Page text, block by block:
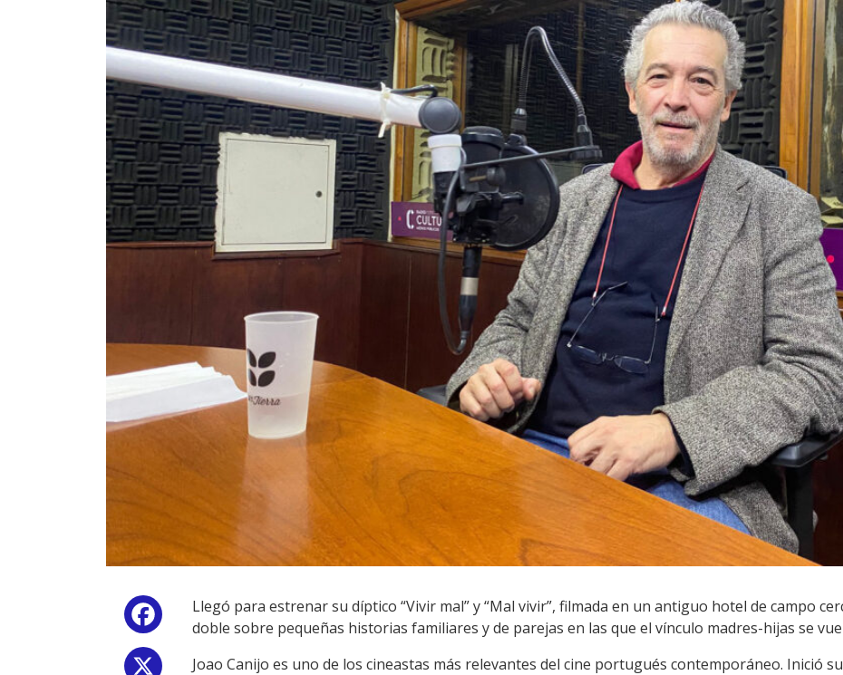
Facebook
Llegó para estrenar su díptico “Vivir mal” y “Mal vivir”, filmada en un antiguo hotel de campo
doble sobre pequeñas historias familiares y de parejas en las que el vínculo madres-hijas se
Joao Canijo es uno de los cineastas más relevantes del cine portugués contemporáneo. Inició